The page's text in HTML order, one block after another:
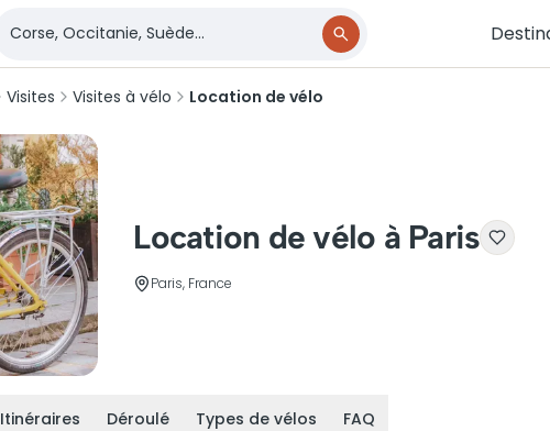
Visites Visites à vélo Location de vélo
Location de vélo à Paris
Paris, France
Itinéraires Déroulé Types de vélos FAQ